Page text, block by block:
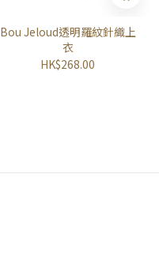
Bou Jeloud透明羅紋針織上
衣
HK$268.00